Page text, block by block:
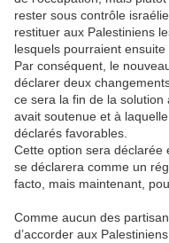
rester sous contrôle
restituer aux Palestiniens
lesquels pourraient
Par conséquent, le
déclarer deux
ce sera la fin de la
avait soutenue et à
déclarés favorables.
Cette option sera déclarée
se déclarera comme un
facto, mais maintenant,
Comme aucun des
d’accorder aux